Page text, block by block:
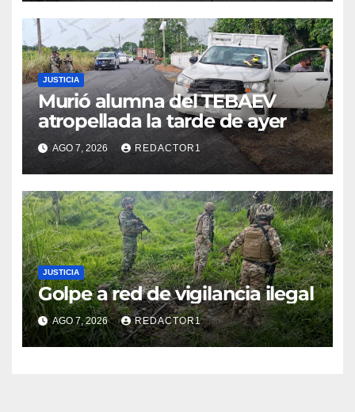
JUSTICIA
Murió alumna del TEBAEV
atropellada la tarde de ayer
AGO 7, 2026 REDACTOR1
JUSTICIA
Golpe a red de vigilancia ilegal
AGO 7, 2026 REDACTOR1